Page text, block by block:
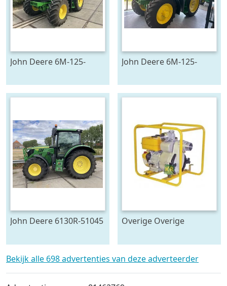
John Deere 6M-125-
John Deere 6M-125-
John Deere 6130R-51045
Overige Overige
Bekijk alle 698 advertenties van deze adverteerder